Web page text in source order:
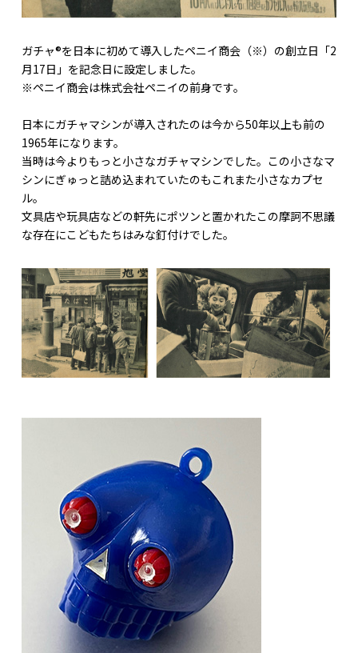
ガチャ®を日本に初めて導入したペニイ商会（※）の創立日「2
月17日」を記念日に設定しました。
※ペニイ商会は株式会社ペニイの前身です。
日本にガチャマシンが導入されたのは今から50年以上も前の
1965年になります。
当時は今よりもっと小さなガチャマシンでした。この小さなマ
シンにぎゅっと詰め込まれていたのもこれまた小さなカプセ
ル。
文具店や玩具店などの軒先にポツンと置かれたこの摩訶不思議
な存在にこどもたちはみな釘付けでした。